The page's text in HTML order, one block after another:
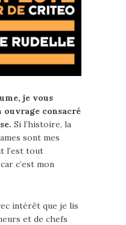
je vous
ouvrage consacré
Si l’histoire, la
sont mes
l’est tout
c’est mon
intérêt que je lis
et de chefs